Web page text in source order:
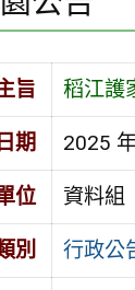
旨 稻江護
期 2025
位 資料組
別 行政公